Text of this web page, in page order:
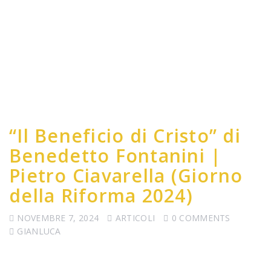
“Il Beneficio di Cristo” di
Benedetto Fontanini |
Pietro Ciavarella (Giorno
della Riforma 2024)
NOVEMBRE 7, 2024 ARTICOLI
0 COMMENTS
GIANLUCA